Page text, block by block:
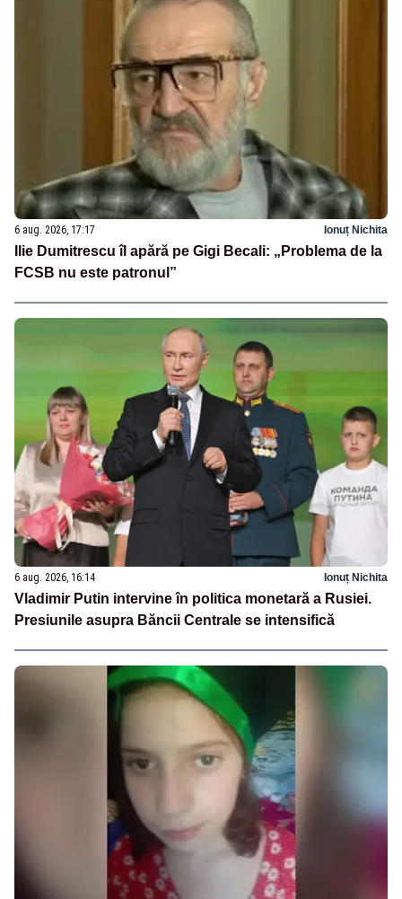
6 aug. 2026, 17:17 Ionuț Nichita
Ilie Dumitrescu îl apără pe Gigi Becali: „Problema de la
FCSB nu este patronul”
6 aug. 2026, 16:14 Ionuț Nichita
Vladimir Putin intervine în politica monetară a Rusiei.
Presiunile asupra Băncii Centrale se intensifică